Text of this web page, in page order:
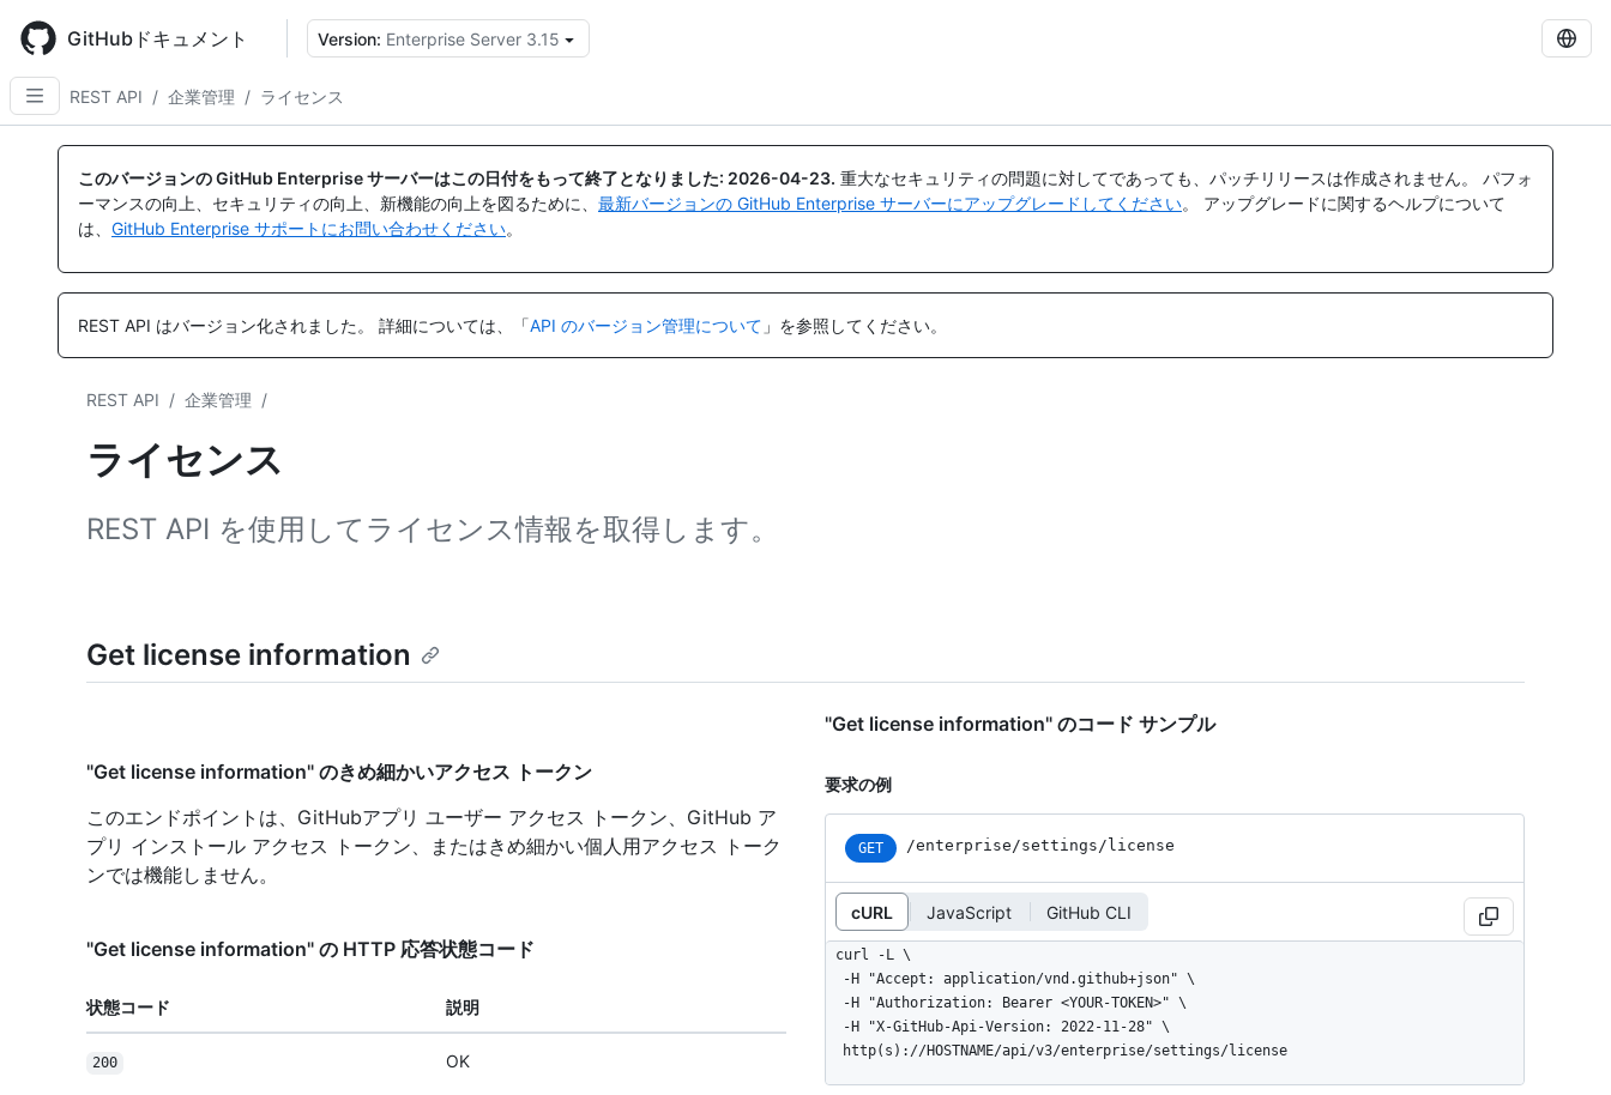
main
content
GitHubドキュメント Version: Enterprise Server 3.15
REST API / 企業管理 / ライセンス
このバージョンの GitHub Enterprise サーバーはこの日付をもって終了となりました: 2026-04-23. 重大なセキュリティの問題に対してであっても、パッチリリースは作成されません。 パフォ
ーマンスの向上、セキュリティの向上、新機能の向上を図るために、 最新バージョンの GitHub Enterprise サーバーにアップグレードしてください。 アップグレードに関するヘルプについて
は、 GitHub Enterprise サポートにお問い合わせください。
REST API はバージョン化されました。 詳細については、「API のバージョン管理について 」を参照してください。
REST API / 企業管理 /
ライセンス
REST API を使用してライセンス情報を取得します。
Get license information
"Get license information" のきめ細かいアクセス トークン
このエンドポイントは、GitHubアプリ ユーザー アクセス トークン、GitHub ア
プリ インストール アクセス トークン、またはきめ細かい個人用アクセス トーク
ンでは機能しません。
"Get license information" の HTTP 応答状態コード
状態コード 説明
200 OK
"Get license information" のコード サンプル
要求の例
GET /enterprise/settings/license
cURL JavaScript GitHub CLI
curl -L \
  http(s)://HOSTNAME/api/v3/enterprise/settings/license
名
前,
タ
イ
説
名
前,
タ
イ
説
名
前,
タ
イ
説